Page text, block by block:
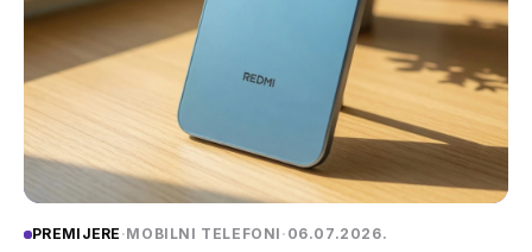
PREMIJERE ·MOBILNI TELEFONI · 06.07.2026.